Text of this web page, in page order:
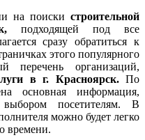
на поиски строительной
подходящей под все
сразу обратиться к
этого популярного
перечень организаций,
в г. Красноярск. По
основная информация,
посетителям. В
можно будет легко
времени.